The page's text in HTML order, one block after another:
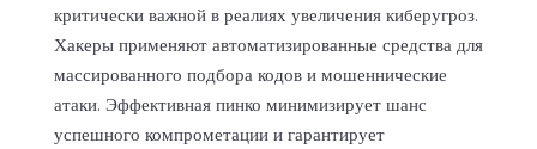
критически важной в реалиях увеличения киберугроз.
Хакеры применяют автоматизированные средства для
массированного подбора кодов и мошеннические
атаки. Эффективнаяпинко минимизирует шанс
успешного компрометации и гарантирует